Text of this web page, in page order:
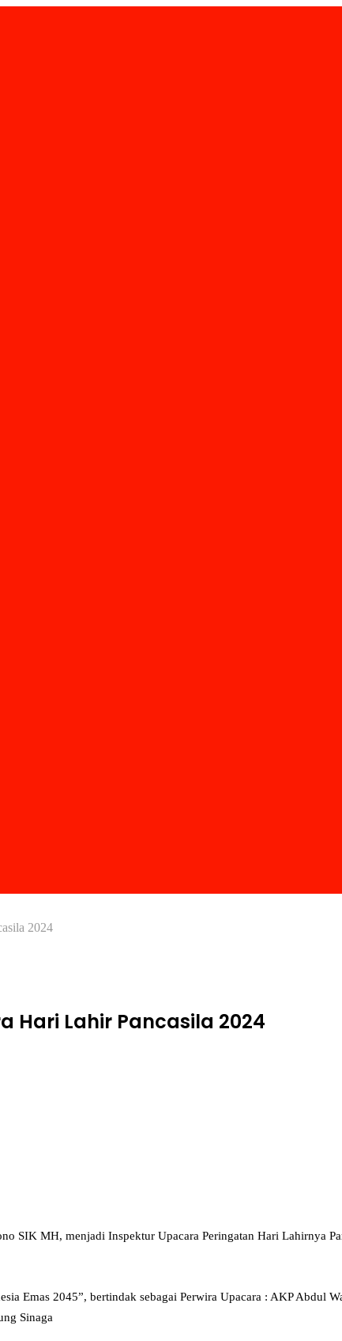
2024
Hari Lahir Pancasila 2024
SIK MH, menjadi Inspektur Upacara Peringatan Hari Lahirnya
Emas 2045”, bertindak sebagai Perwira Upacara : AKP Abdul
Sinaga